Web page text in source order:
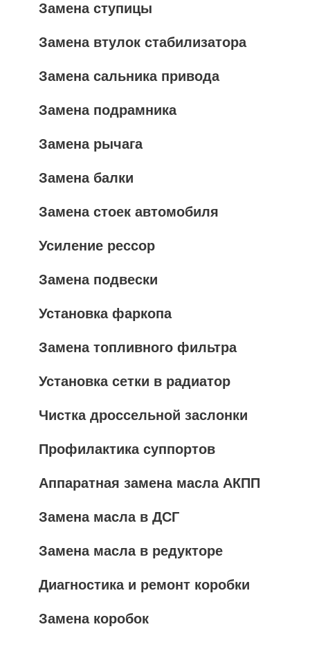
Замена ступицы
Замена втулок стабилизатора
Замена сальника привода
Замена подрамника
Замена рычага
Замена балки
Замена стоек автомобиля
Усиление рессор
Замена подвески
Установка фаркопа
Замена топливного фильтра
Установка сетки в радиатор
Чистка дроссельной заслонки
Профилактика суппортов
Аппаратная замена масла АКПП
Замена масла в ДСГ
Замена масла в редукторе
Диагностика и ремонт коробки
Замена коробок